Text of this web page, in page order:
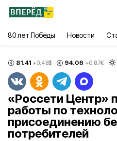
80 лет Победы Новости
81.41 +0.48$ 94.06 +0.87€
«Россети Центр»
работы по
присоединению
потребителей